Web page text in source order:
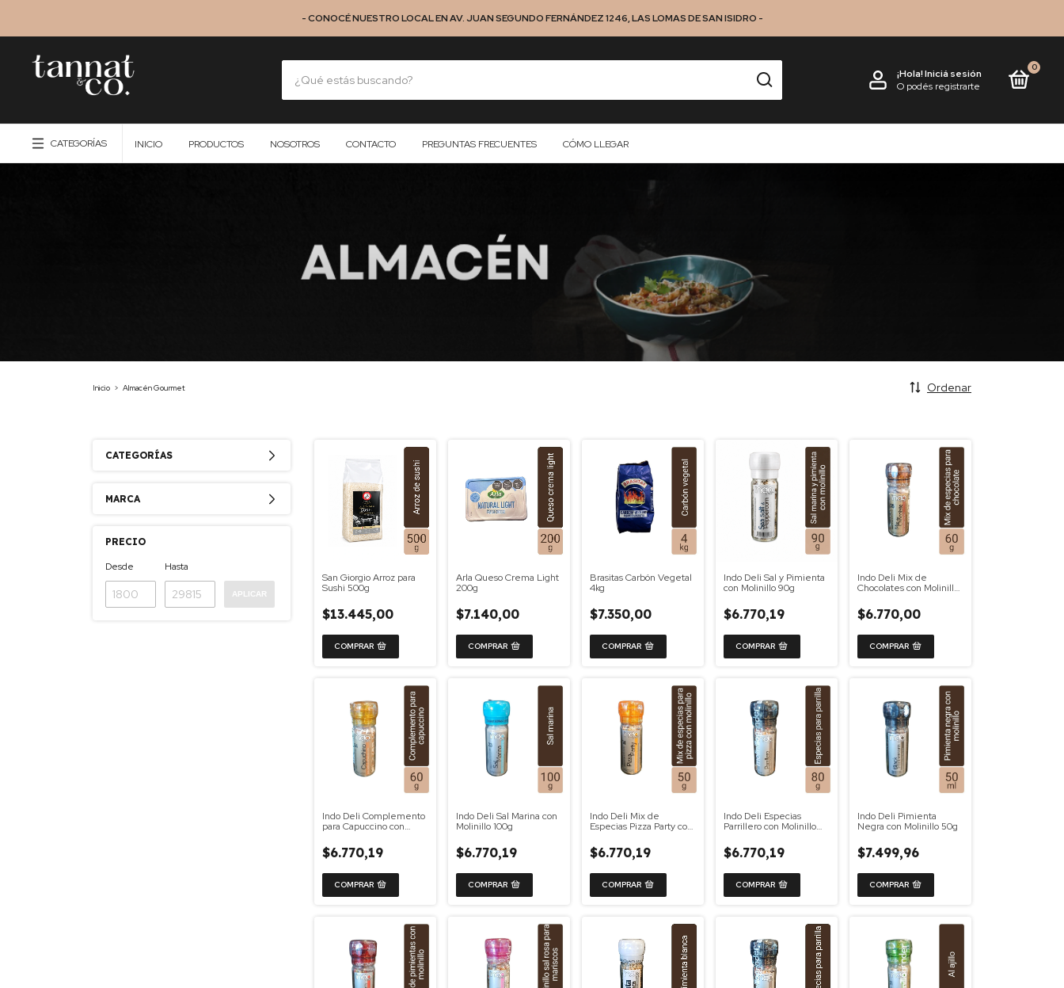
- CONOCÉ NUESTRO LOCAL EN AV. JUAN SEGUNDO FERNÁNDEZ 1246, LAS LOMAS DE SAN ISIDRO -
¡Hola!Iniciá sesión
O podés registrarte
0
CATEGORÍAS INICIO PRODUCTOS NOSOTROS CONTACTO PREGUNTAS FRECUENTES CÓMO LLEGAR
Inicio > Almacén Gourmet Ordenar
CATEGORÍAS
MARCA
PRECIO
Desde Hasta
APLICAR
San Giorgio Arroz para
Sushi 500g
$13.445,00
Arla Queso Crema Light
200g
$7.140,00
Brasitas Carbón Vegetal
4kg
$7.350,00
Indo Deli Sal y Pimienta
con Molinillo 90g
$6.770,19
Indo Deli Mix de
Chocolates con Molinillo
$6.770,00
Indo Deli Complemento
para Capuccino con
$6.770,19
Indo Deli Sal Marina con
Molinillo 100g
$6.770,19
Indo Deli Mix de
Especias Pizza Party con
$6.770,19
Indo Deli Especias
Parrillero con Molinillo
$6.770,19
Indo Deli Pimienta
Negra con Molinillo 50g
$7.499,96